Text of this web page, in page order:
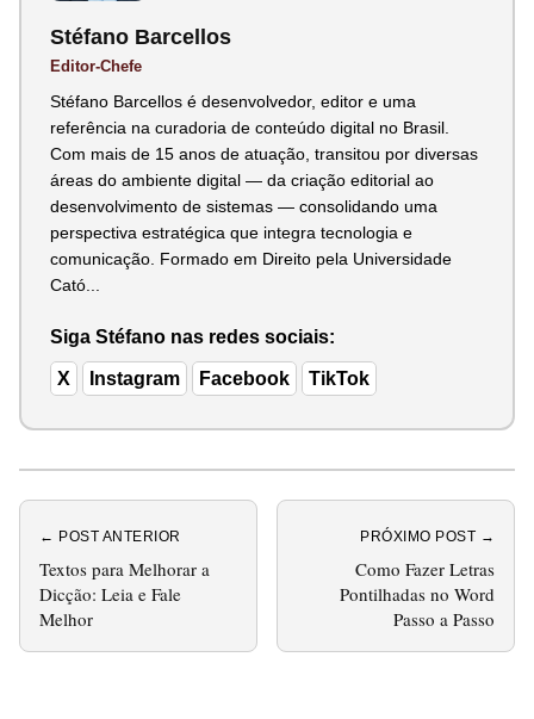
Stéfano Barcellos
Editor-Chefe
Stéfano Barcellos é desenvolvedor, editor e uma
referência na curadoria de conteúdo digital no Brasil.
Com mais de 15 anos de atuação, transitou por diversas
áreas do ambiente digital — da criação editorial ao
desenvolvimento de sistemas — consolidando uma
perspectiva estratégica que integra tecnologia e
comunicação. Formado em Direito pela Universidade
Cató...
Siga Stéfano nas redes sociais:
X Instagram Facebook TikTok
← POST ANTERIOR
Textos para Melhorar a
Dicção: Leia e Fale
Melhor
PRÓXIMO POST →
Como Fazer Letras
Pontilhadas no Word
Passo a Passo